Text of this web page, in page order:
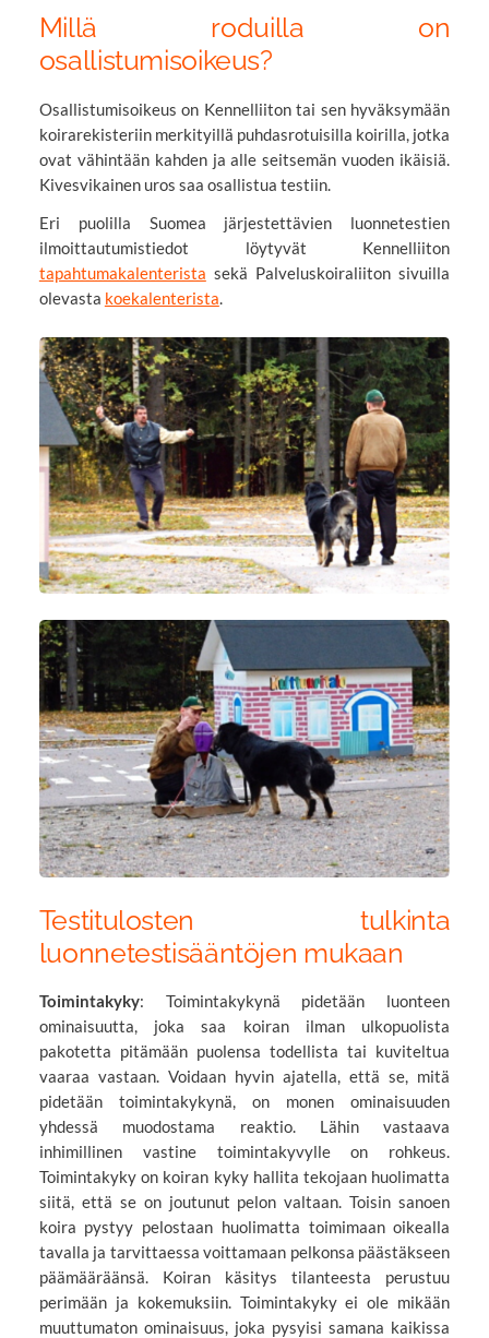
Millä roduilla on
osallistumisoikeus?
Osallistumisoikeus on Kennelliiton tai sen hyväksymään
koirarekisteriin merkityillä puhdasrotuisilla koirilla, jotka
ovat vähintään kahden ja alle seitsemän vuoden ikäisiä.
Kivesvikainen uros saa osallistua testiin.
Eri puolilla Suomea järjestettävien luonnetestien
ilmoittautumistiedot löytyvät Kennelliiton
tapahtumakalenterista sekä Palveluskoiraliiton sivuilla
olevasta koekalenterista.
Testitulosten tulkinta
luonnetestisääntöjen mukaan
Toimintakyky: Toimintakykynä pidetään luonteen
ominaisuutta, joka saa koiran ilman ulkopuolista
pakotetta pitämään puolensa todellista tai kuviteltua
vaaraa vastaan. Voidaan hyvin ajatella, että se, mitä
pidetään toimintakykynä, on monen ominaisuuden
yhdessä muodostama reaktio. Lähin vastaava
inhimillinen vastine toimintakyvylle on rohkeus.
Toimintakyky on koiran kyky hallita tekojaan huolimatta
siitä, että se on joutunut pelon valtaan. Toisin sanoen
koira pystyy pelostaan huolimatta toimimaan oikealla
tavalla ja tarvittaessa voittamaan pelkonsa päästäkseen
päämääräänsä. Koiran käsitys tilanteesta perustuu
perimään ja kokemuksiin. Toimintakyky ei ole mikään
muuttumaton ominaisuus, joka pysyisi samana kaikissa